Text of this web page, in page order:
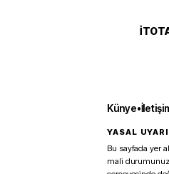
Künye•
YASAL
Bu sayfada yer
mali durumunuz